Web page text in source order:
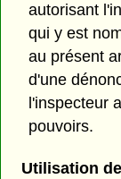
autorisant
qui y est
au présent
d'une
l'inspecteur
pouvoirs.
Utilisation